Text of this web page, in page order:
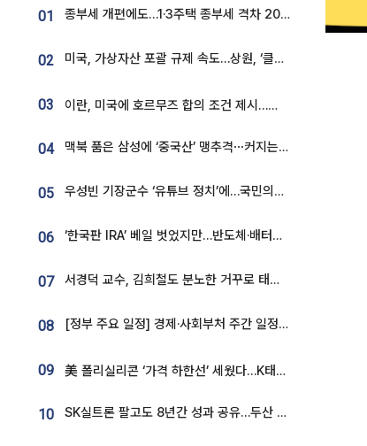
01 종부세 개편에도…1·3주택 종부세 격차 2028년부터 확대
02 미국, 가상자산 포괄 규제 속도…상원, ‘클래리티법’ 9월 절차투표 추진
03 이란, 미국에 호르무즈 합의 조건 제시…美 “경기 아직 안 끝나” [종합]
04 맥북 품은 삼성에 ‘중국산’ 맹추격⋯커지는 노트북 OLED 시장
05 우성빈 기장군수 ‘유튜브 정치’에…국민의힘 군의원들 집단 반발
06 ‘한국판 IRA’ 베일 벗었지만…반도체·배터리 업계 “시행령이 관건”
07 서경덕 교수, 김희철도 분노한 거꾸로 태극기⋯"엉터리는 아냐, 아쉬울 뿐"
08 [정부 주요 일정] 경제·사회부처 주간 일정 (8월 10일 ~ 8월 14일)
09 美 폴리실리콘 ‘가격 하한선’ 세웠다…K태양광 수혜 기대
10 SK실트론 팔고도 8년간 성과 공유…두산 인수대금 2.3조가 끝 아냐